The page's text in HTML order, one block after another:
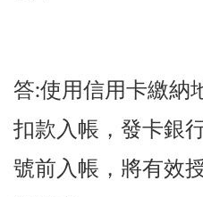
答:使用信用卡繳納
扣款入帳，發卡銀
號前入帳，將有效